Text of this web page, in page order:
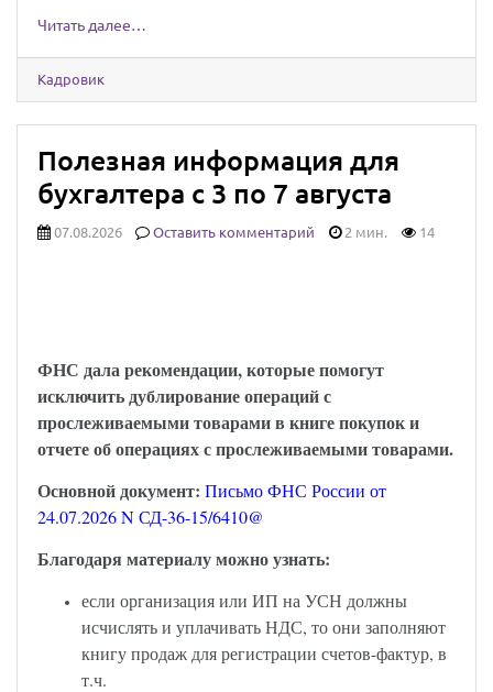
Читать далее…
Кадровик
Полезная информация для
бухгалтера с 3 по 7 августа
07.08.2026 Оставить комментарий 2 мин. 14
ФНС дала рекомендации, которые помогут
исключить дублирование операций с
прослеживаемыми товарами в книге покупок и
отчете об операциях с прослеживаемыми товарами.
Основной документ: Письмо ФНС России от
24.07.2026 N СД-36-15/6410@
Благодаря материалу можно узнать:
если организация или ИП на УСН должны
исчислять и уплачивать НДС, то они заполняют
книгу продаж для регистрации счетов-фактур, в
т.ч.